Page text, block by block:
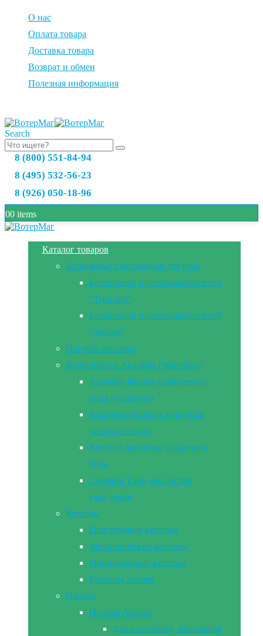
О нас
Оплата товара
Доставка товара
Возврат и обмен
Полезная информация
Search
8 (800) 551-84-94
8 (495) 532-56-23
8 (926) 050-18-96
00 items
Каталог товаров
Бесшовные пластиковые погреба
Бесшовный пластиковый погреб
“Тингард”
Бесшовный пластиковый погреб
“Земляк”
Погреба-кессоны
Водоочистка Аквафор (Waterboss)
Аквафор фильтр кабинетного
типа (waterboss)
Комплектующие к корпусам
засыпного типа
Корпуса фильтров засыпного
типа
Солевой Танк для систем
умягчения
Кессоны
Пластиковые кессоны
Металлические кессоны
Оцинкованные кессоны
Кессоны Земляк
Насосы
Насосы Aquario
Для отопления, монтажная